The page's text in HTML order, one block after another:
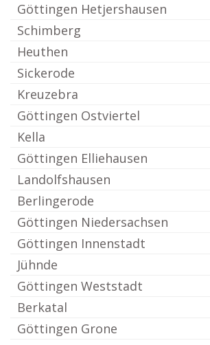
Göttingen Hetjershausen
Schimberg
Heuthen
Sickerode
Kreuzebra
Göttingen Ostviertel
Kella
Göttingen Elliehausen
Landolfshausen
Berlingerode
Göttingen Niedersachsen
Göttingen Innenstadt
Jühnde
Göttingen Weststadt
Berkatal
Göttingen Grone